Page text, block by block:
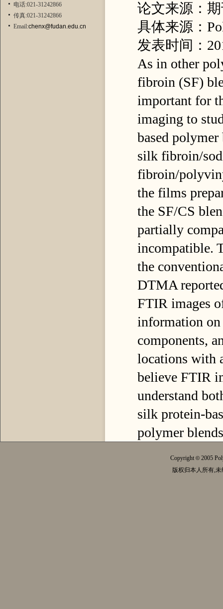
电话:021-31242866
传真:021-31242866
Email:chenx@fudan.edu.cn
论文来源：
具体来源：
发表时间：
As in other
fibroin (SF)
important for
imaging to
based
silk fibroin/
fibroin/
the films
the SF/CS
partially
incompatible.
the
DTMA
FTIR images
information
components,
locations with
believe FTIR
understand
silk protein-
polymer
Copyright© 2005
版权归本人所有,